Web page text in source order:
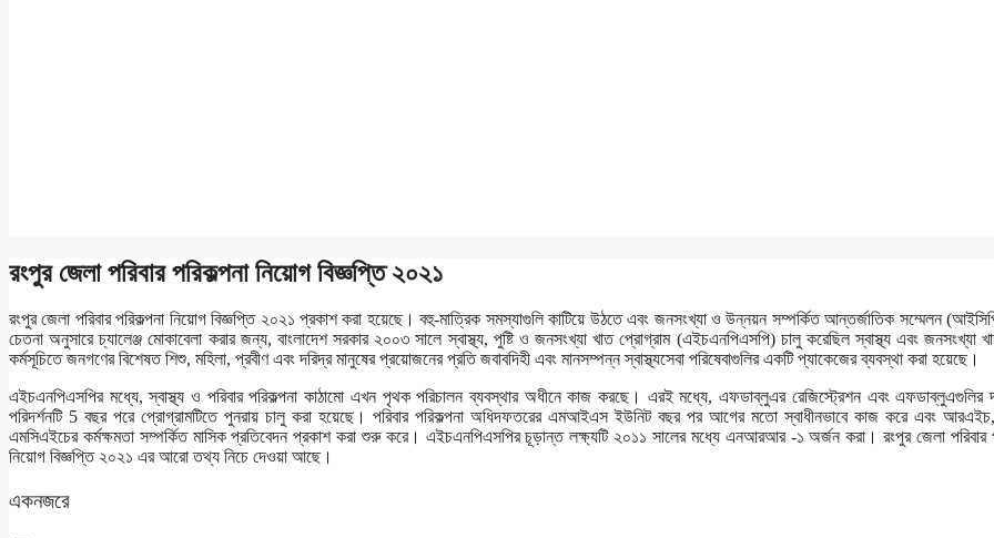
রংপুর জেলা পরিবার পরিকল্পনা নিয়োগ বিজ্ঞপ্তি ২০২১
রংপুর জেলা পরিবার পরিকল্পনা নিয়োগ বিজ্ঞপ্তি ২০২১ প্রকাশ করা হয়েছে। বহু-মাত্রিক সমস্যাগুলি কাটিয়ে উঠতে এবং জনসংখ্যা ও উন্নয়ন সম্পর্কিত আন্তর্জাতিক সম্মেলন
চেতনা অনুসারে চ্যালেঞ্জ মোকাবেলা করার জন্য, বাংলাদেশ সরকার ২০০৩ সালে স্বাস্থ্য, পুষ্টি ও জনসংখ্যা খাত প্রোগ্রাম (এইচএনপিএসপি) চালু করেছিল স্বাস্থ্য এবং জনসংখ্যা
কর্মসূচিতে জনগণের বিশেষত শিশু, মহিলা, প্রবীণ এবং দরিদ্র মানুষের প্রয়োজনের প্রতি জবাবদিহী এবং মানসম্পন্ন স্বাস্থ্যসেবা পরিষেবাগুলির একটি প্যাকেজের ব্যবস্থা করা হয়েছে।
এইচএনপিএসপির মধ্যে, স্বাস্থ্য ও পরিবার পরিকল্পনা কাঠামো এখন পৃথক পরিচালন ব্যবস্থার অধীনে কাজ করছে। এরই মধ্যে, এফডাব্লুএর রেজিস্ট্রেশন এবং এফডাব্লুএগুলির
পরিদর্শনটি 5 বছর পরে প্রোগ্রামটিতে পুনরায় চালু করা হয়েছে। পরিবার পরিকল্পনা অধিদফতরের এমআইএস ইউনিট বছর পর আগের মতো স্বাধীনভাবে কাজ করে এবং
এমসিএইচের কর্মক্ষমতা সম্পর্কিত মাসিক প্রতিবেদন প্রকাশ করা শুরু করে। এইচএনপিএসপির চূড়ান্ত লক্ষ্যটি ২০১১ সালের মধ্যে এনআরআর -১ অর্জন করা। রংপুর জেলা পরিবার
নিয়োগ বিজ্ঞপ্তি ২০২১ এর আরো তথ্য নিচে দেওয়া আছে।
একনজরে